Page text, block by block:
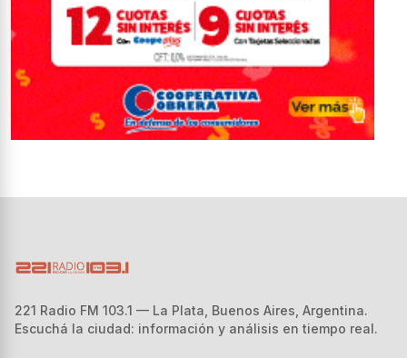
221 Radio FM 103.1 — La Plata, Buenos Aires, Argentina.
Escuchá la ciudad: información y análisis en tiempo real.